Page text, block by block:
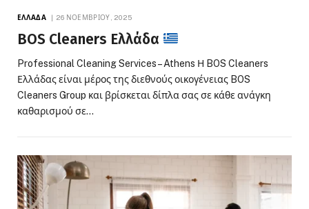
ΕΛΛΆΔΑ 26 ΝΟΕΜΒΡΊΟΥ, 2025
BOS Cleaners Ελλάδα
Professional Cleaning Services – Athens Η BOS Cleaners
Ελλάδας είναι μέρος της διεθνούς οικογένειας BOS
Cleaners Group και βρίσκεται δίπλα σας σε κάθε ανάγκη
καθαρισμού σε…